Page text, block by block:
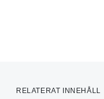
RELATERAT INNEHÅLL